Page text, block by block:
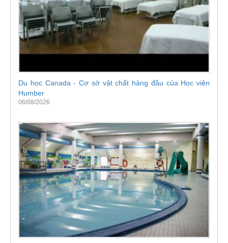
Du học Canada - Cơ sở vật chất hàng đầu của Học viện
Humber
06/08/2026